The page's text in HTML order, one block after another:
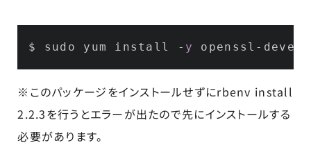
$ sudo yum install - y openssl-
※このパッケージをインストールせずにrbenv install
2.2.3を行うとエラーが出たので先にインストールする
必要があります。